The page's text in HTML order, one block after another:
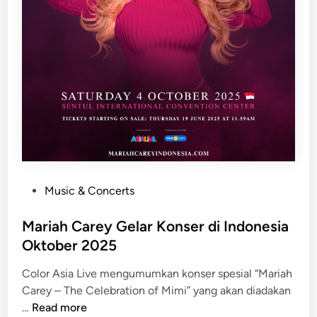
s
t
d
i
n
Music & Concerts
Mariah Carey Gelar Konser di Indonesia
Oktober 2025
Color Asia Live mengumumkan konser spesial “Mariah
Carey – The Celebration of Mimi” yang akan diadakan
… M
Read more